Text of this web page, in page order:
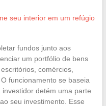
seu interior em um refúgio
fundos junto aos
um portfólio de bens
comércios,
funcionamento se baseia
detém uma parte
seu investimento. Esse